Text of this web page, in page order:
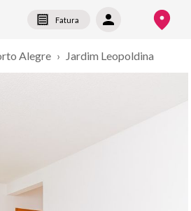
Fatura
Alegre › Jardim Leopoldina